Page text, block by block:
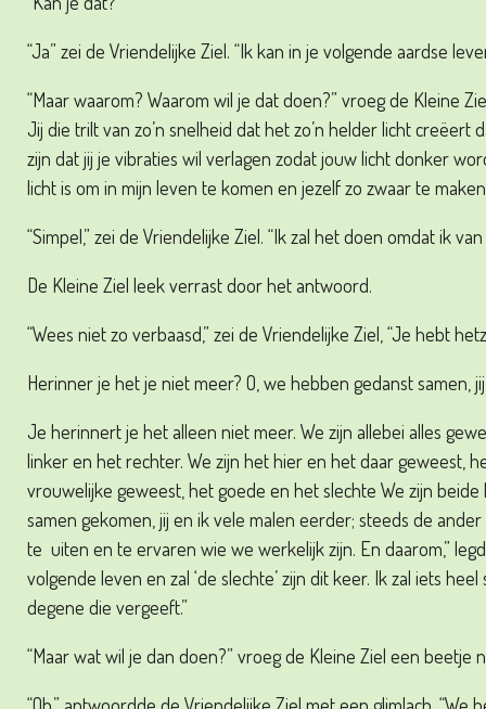
“Ja” zei de Vriendelijke Ziel. “Ik kan in je volgende aardse
“Maar waarom? Waarom wil je dat doen?” vroeg de Kleine
Jij die trilt van zo’n snelheid dat het zo’n helder licht
zijn dat jij je vibraties wil verlagen zodat jouw licht donker
licht is om in mijn leven te komen en jezelf zo zwaar te
“Simpel,” zei de Vriendelijke Ziel. “Ik zal het doen omdat ik van
De Kleine Ziel leek verrast door het antwoord.
“Wees niet zo verbaasd,” zei de Vriendelijke Ziel, “Je hebt
Herinner je het je niet meer? O, we hebben gedanst samen,
Je herinnert je het alleen niet meer. We zijn allebei alles
linker en het rechter. We zijn het hier en het daar geweest,
vrouwelijke geweest, het goede en het slechte We zijn
samen gekomen, jij en ik vele malen eerder; steeds de
te uiten en te ervaren wie we werkelijk zijn. En daarom,”
volgende leven en zal ‘de slechte’ zijn dit keer. Ik zal iets
degene die vergeeft.”
“Maar wat wil je dan doen?” vroeg de Kleine Ziel een beetje